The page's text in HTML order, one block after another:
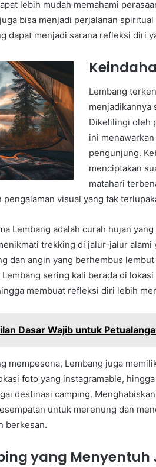
lebih mudah memahami
bisa menjadi perjalanan
dapat menjadi sarana refleksi diri
Lembang
menjadikannya
Dikelilingi oleh
ini
pengunjung.
menciptakan
matahari
visual yang tak
Lembang adalah curah hujan
trekking di jalur-jalur
dan angin yang berhembus
sering kali berada di
membuat refleksi diri lebih
Dasar Wajib untuk
mempesona, Lembang juga
foto yang instagramable,
destinasi camping.
untuk merenung dan
berkesan.
yang Menyentuh